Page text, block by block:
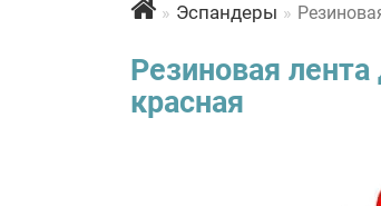
Эспандеры
Резиновая
красная